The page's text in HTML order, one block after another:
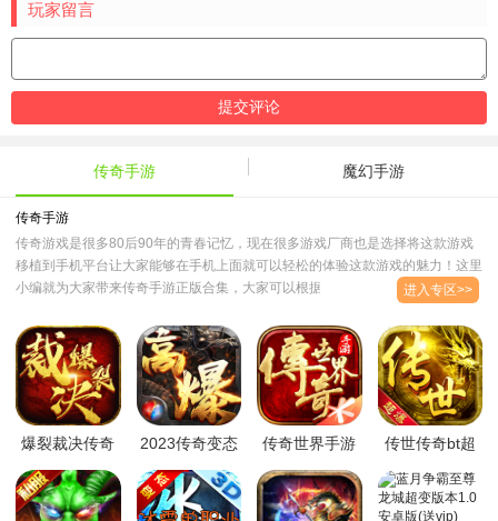
玩家留言
传奇手游 魔幻手游
传奇手游
传奇游戏是很多80后90年的青春记忆，现在很多游戏厂商也是选择将这款游戏
移植到手机平台让大家能够在手机上面就可以轻松的体验这款游戏的魅力！这里
小编就为大家带来传奇手游正版合集，大家可以根据自己的喜好下载游戏在线体
进入专区>>
爆裂裁决传奇
耀版v1.0.0安
卓最新版
2023传奇变态
方最新版
v1.0.1最新版
传奇世界手游
2023官方最新
版v1.0.0安卓
传世传奇bt超
v1.0.0安卓版
(送元宝)